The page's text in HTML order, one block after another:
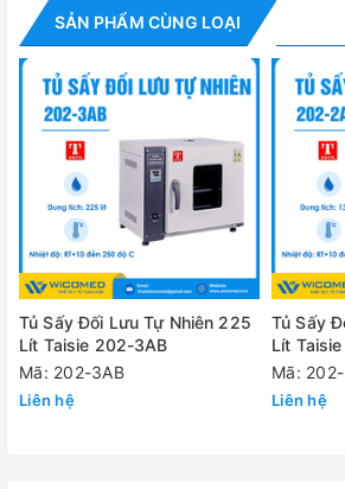
nhiệt độ
gian từ
1 – 9999 phút
Cảm biến nhiệt Pt100
Bộ điều khiển PID cài đặt nhiệt
Vật liệu bên
trong
Thép trắng
Vật liệu bên
ngoài
Thép phủ sơn tĩnh
Công suất định
mức
SẢN PHẨM CÙNG LOẠI
Tủ Sấy Đối Lưu Tự Nhiên 225
Lít Taisie 202-3AB
Mã: 202-3AB
Liên hệ
Tủ Sấy
Lít
Mã:
Liên hệ